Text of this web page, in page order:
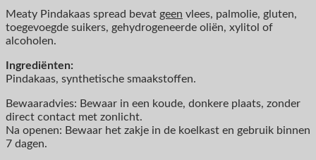
Meaty Pindakaas spread bevat geen vlees, palmolie, gluten,
toegevoegde suikers, gehydrogeneerde oliën, xylitol of
alcoholen.
Ingrediënten:
Pindakaas, synthetische smaakstoffen.
Bewaaradvies: Bewaar in een koude, donkere plaats, zonder
direct contact met zonlicht.
Na openen: Bewaar het zakje in de koelkast en gebruik binnen
7 dagen.